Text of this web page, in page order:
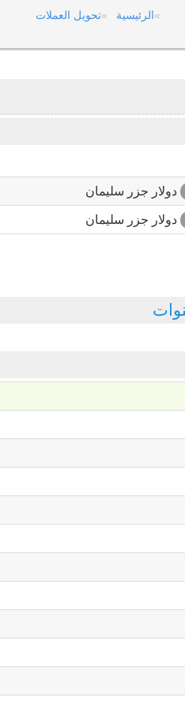
الرئيسية تحويل العملات
دولار جزر سليمان
دولار جزر سليمان